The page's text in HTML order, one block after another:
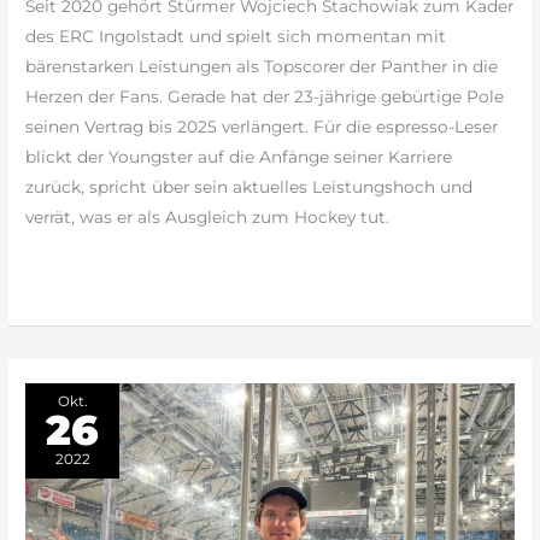
Seit 2020 gehört Stürmer Wojciech Stachowiak zum Kader
des ERC Ingolstadt und spielt sich momentan mit
bärenstarken Leistungen als Topscorer der Panther in die
Herzen der Fans. Gerade hat der 23-jährige gebürtige Pole
seinen Vertrag bis 2025 verlängert. Für die espresso-Leser
blickt der Youngster auf die Anfänge seiner Karriere
zurück, spricht über sein aktuelles Leistungshoch und
verrät, was er als Ausgleich zum Hockey tut.
den
Youngstern
Okt.
26
2022